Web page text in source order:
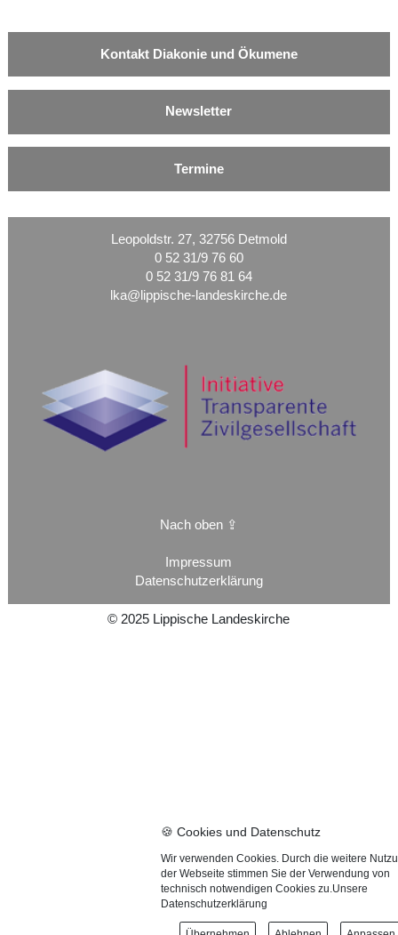
Kontakt Diakonie und Ökumene
Newsletter
Termine
Leopoldstr. 27, 32756 Detmold
0 52 31/9 76 60
0 52 31/9 76 81 64
lka@lippische-landeskirche.de
Nach oben ⇪
Impressum
Datenschutzerklärung
© 2025 Lippische Landeskirche
🍪 Cookies und Datenschutz
Wir verwenden Cookies. Durch die weitere
der Webseite stimmen Sie der Verwendung von
technisch notwendigen Cookies zu. Unsere
Datenschutzerklärung